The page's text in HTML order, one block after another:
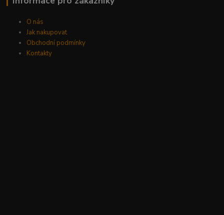
O nás
Jak nakupovat
Obchodní podmínky
Kontakty